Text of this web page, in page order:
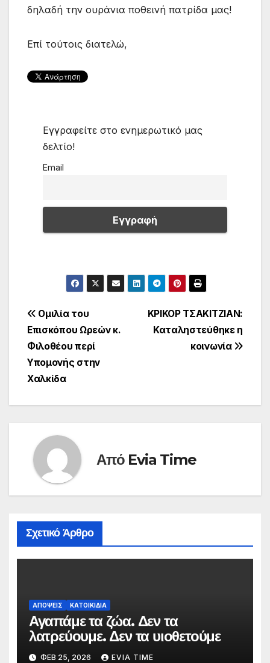
δηλαδή την ουράνια ποθεινή πατρίδα μας!
Επί τούτοις διατελώ,
Εγγραφείτε στο ενημερωτικό μας
δελτίο!
Email
Πλοήγηση
άρθρων
ΚΡΙΚΟΡ ΤΣΑΚΙΤΖΙΑΝ:
Καταληστεύθηκε η
κοινωνία
Ομιλία του
Επισκόπου Ωρεών κ.
Φιλοθέου περί
Υπομονής στην
Χαλκίδα
Από Evia Time
Σχετικό Άρθρο
ΑΠΟΨΕΙΣ ΚΑΤΟΙΚΙΔΙΑ
Αγαπάμε τα ζώα. Δεν τα
λατρεύουμε. Δεν τα υιοθετούμε
ΦΕΒ 25, 2026 EVIA TIME